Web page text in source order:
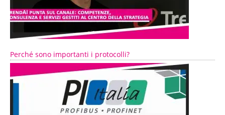
Perché sono importanti i protocolli?